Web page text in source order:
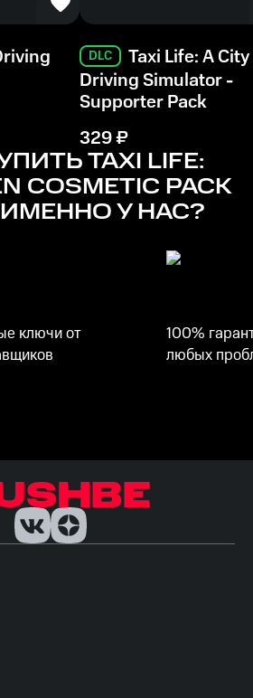
AMD Ryzen 5 1500X
DLC
Taxi Life: A City
Driving Simulator -
Supporter Pack
329₽
TAXI LIFE:
COSMETIC PACK
У НАС?
ключи от
100%
любых